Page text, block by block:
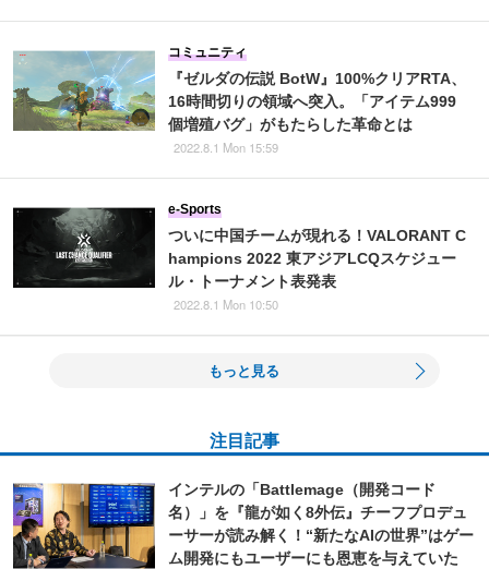
『ゼルダの伝説 BotW』100%クリアRTA、
16時間切りの領域へ突入。「アイテム999
個増殖バグ」がもたらした革命とは
コミュニティ
2022.8.1 Mon 15:59
ついに中国チームが現れる！VALORANT C
hampions 2022 東アジアLCQスケジュー
ル・トーナメント表発表
e-Sports
2022.8.1 Mon 10:50
もっと見る
注目記事
インテルの「Battlemage（開発コード
名）」を『龍が如く8外伝』チーフプロデュ
ーサーが読み解く！“新たなAIの世界”はゲー
ム開発にもユーザーにも恩恵を与えていた